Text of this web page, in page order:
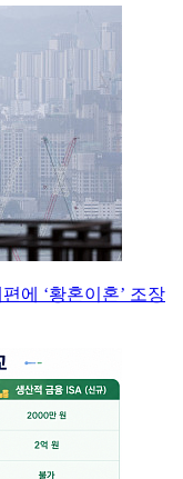
에 ‘황혼이혼’ 조장